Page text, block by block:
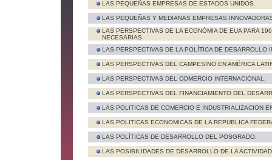
LAS PEQUEÑAS EMPRESAS DE ESTADOS UNIDOS.
LAS PEQUEÑAS Y MEDIANAS EMPRESAS
LAS PERSPECTIVAS DE LA ECONÓMIA DE EUA PARA
NECESARIAS.
LAS PERSPECTIVAS DE LA POLÍTICA DE DESARROLLO
LAS PERSPECTIVAS DEL CAMPESINO EN AMÉRICA
LAS PERSPECTIVAS DEL COMERCIO INTERNACIONAL.
LAS PERSPECTIVAS DEL FINANCIAMIENTO DEL
LAS POLITICAS DE COMERCIO E INDUSTRIALIZACION
LAS POLITICAS ECONOMICAS DE LA REPUBLICA
LAS POLÍTICAS DE DESARROLLO DEL POSGRADO.
LAS POSIBILIDADES DE DESARROLLO DE LA